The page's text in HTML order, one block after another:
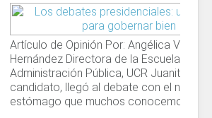
Por: Angélica Vega
de la Escuela de
Pública, UCR Juanito, el
al debate con el nudo en el
muchos conocemos. Ese...